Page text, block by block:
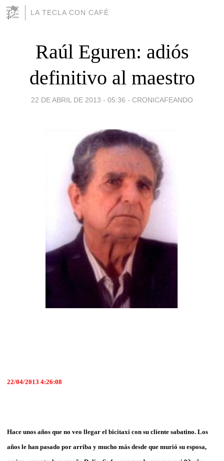
LA TECLA CON CAFÉ
Raúl Eguren: adiós
definitivo al maestro
22 DE ABRIL DE 2013 - 05:36 - CRONICAFEANDO
22/04/2013 4:26:08
Hace unos años que no veo llegar el bicitaxi con su cliente sabatino. Los
años le han pasado por arriba y mucho más desde que murió su esposa,